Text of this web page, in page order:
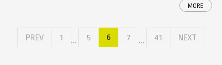
MORE
PREV 1 ... 5 6 7 ... 41 NEXT